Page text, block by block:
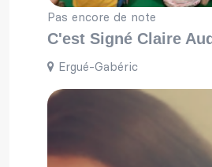
Pas encore de note
C'est Signé Claire
Ergué-Gabéric